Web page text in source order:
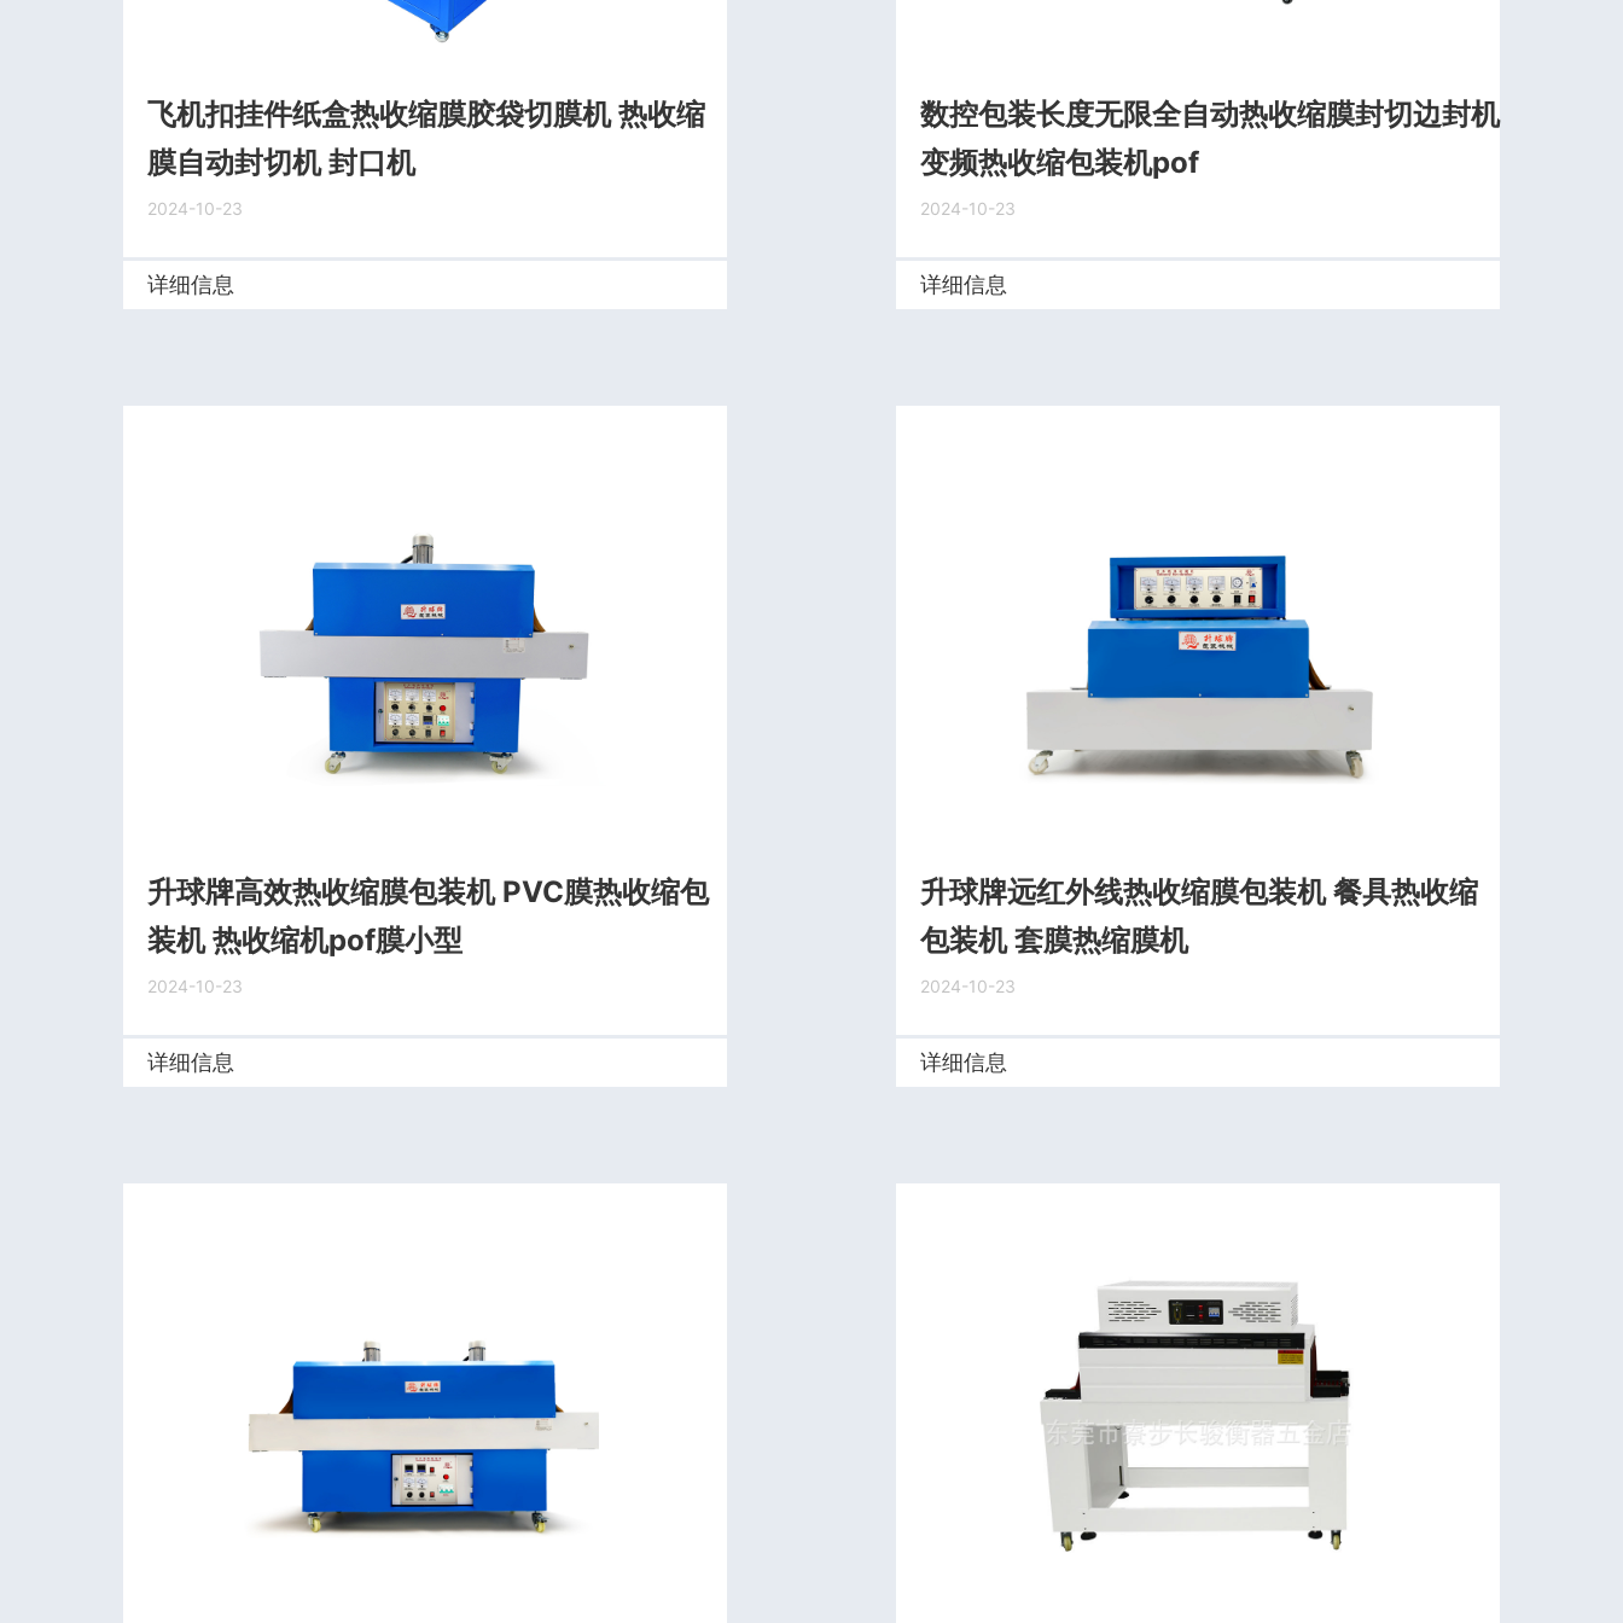
飞机扣挂件纸盒热收缩膜胶袋切膜机 热收缩
膜自动封切机 封口机
2024-10-23
详细信息
数控包装长度无限全自动热收缩膜封切边封机
变频热收缩包装机pof
2024-10-23
详细信息
升球牌高效热收缩膜包装机 PVC膜热收缩包
装机 热收缩机pof膜小型
2024-10-23
详细信息
升球牌远红外线热收缩膜包装机 餐具热收缩
包装机 套膜热缩膜机
2024-10-23
详细信息